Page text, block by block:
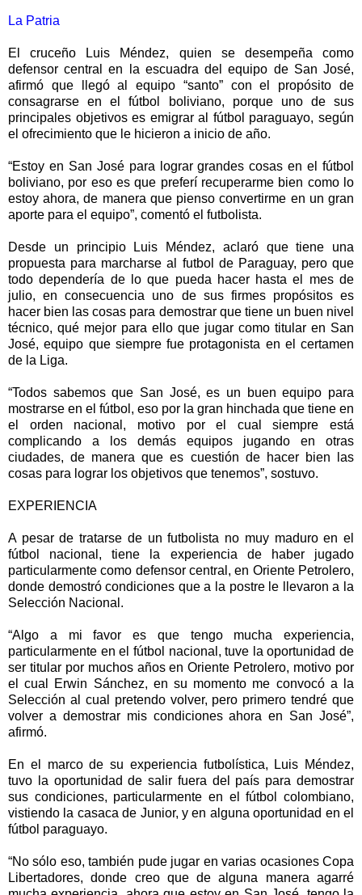
La Patria
El cruceño Luis Méndez, quien se desempeña como
defensor central en la escuadra del equipo de San José,
afirmó que llegó al equipo “santo” con el propósito de
consagrarse en el fútbol boliviano, porque uno de sus
principales objetivos es emigrar al fútbol paraguayo, según
el ofrecimiento que le hicieron a inicio de año.
“Estoy en San José para lograr grandes cosas en el fútbol
boliviano, por eso es que preferí recuperarme bien como lo
estoy ahora, de manera que pienso convertirme en un gran
aporte para el equipo”, comentó el futbolista.
Desde un principio Luis Méndez, aclaró que tiene una
propuesta para marcharse al futbol de Paraguay, pero que
todo dependería de lo que pueda hacer hasta el mes de
julio, en consecuencia uno de sus firmes propósitos es
hacer bien las cosas para demostrar que tiene un buen nivel
técnico, qué mejor para ello que jugar como titular en San
José, equipo que siempre fue protagonista en el certamen
de la Liga.
“Todos sabemos que San José, es un buen equipo para
mostrarse en el fútbol, eso por la gran hinchada que tiene en
el orden nacional, motivo por el cual siempre está
complicando a los demás equipos jugando en otras
ciudades, de manera que es cuestión de hacer bien las
cosas para lograr los objetivos que tenemos”, sostuvo.
EXPERIENCIA
A pesar de tratarse de un futbolista no muy maduro en el
fútbol nacional, tiene la experiencia de haber jugado
particularmente como defensor central, en Oriente Petrolero,
donde demostró condiciones que a la postre le llevaron a la
Selección Nacional.
“Algo a mi favor es que tengo mucha experiencia,
particularmente en el fútbol nacional, tuve la oportunidad de
ser titular por muchos años en Oriente Petrolero, motivo por
el cual Erwin Sánchez, en su momento me convocó a la
Selección al cual pretendo volver, pero primero tendré que
volver a demostrar mis condiciones ahora en San José”,
afirmó.
En el marco de su experiencia futbolística, Luis Méndez,
tuvo la oportunidad de salir fuera del país para demostrar
sus condiciones, particularmente en el fútbol colombiano,
vistiendo la casaca de Junior, y en alguna oportunidad en el
fútbol paraguayo.
“No sólo eso, también pude jugar en varias ocasiones Copa
Libertadores, donde creo que de alguna manera agarré